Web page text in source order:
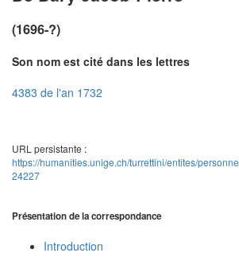
(1696-?)
Son nom est cité dans les lettres
4383 de l'an 1732
URL persistante :
https://humanities.unige.ch/turrettini/entites/
24227
Présentation de la correspondance
Introduction